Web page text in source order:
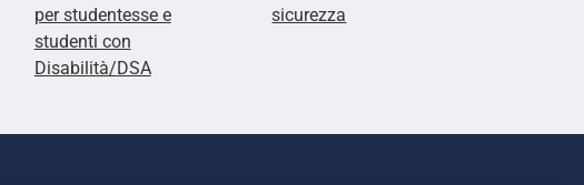
per studentesse e
studenti con
Disabilità/DSA
sicurezza